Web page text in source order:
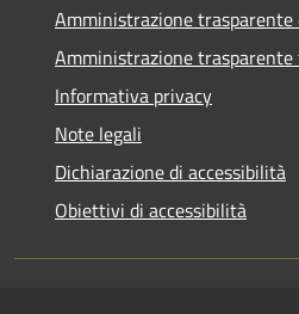
Amministrazione
Amministrazione
Informativa privacy
Note legali
Dichiarazione di accessibilità
Obiettivi di accessibilità